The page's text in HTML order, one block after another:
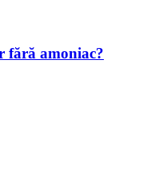
fără amoniac?